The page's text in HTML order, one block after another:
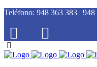
Teléfono: 948 363 383 |